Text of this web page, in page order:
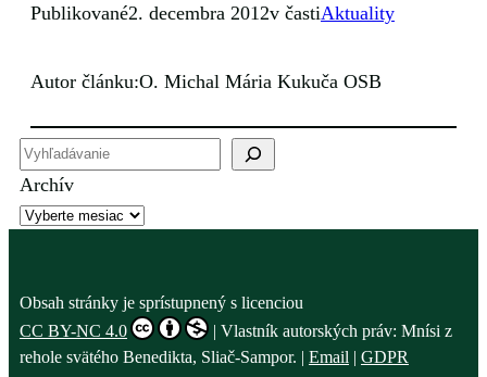
Publikované2. decembra 2012v častiAktuality
Autor článku:O. Michal Mária Kukuča OSB
H
ľ
a
ť
Archív
Obsah stránky je sprístupnený s licenciou
CC BY-NC 4.0
| Vlastník autorských práv: Mnísi z
rehole svätého Benedikta, Sliač-Sampor. | Email | GDPR